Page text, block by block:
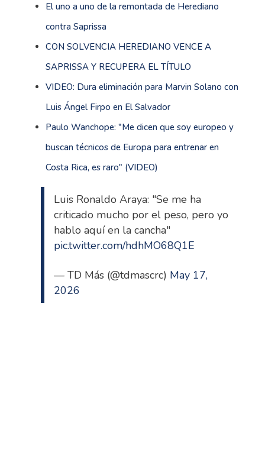
El uno a uno de la remontada de Herediano
contra Saprissa
CON SOLVENCIA HEREDIANO VENCE A
SAPRISSA Y RECUPERA EL TÍTULO
VIDEO: Dura eliminación para Marvin Solano con
Luis Ángel Firpo en El Salvador
Paulo Wanchope: "Me dicen que soy europeo y
buscan técnicos de Europa para entrenar en
Costa Rica, es raro" (VIDEO)
Luis Ronaldo Araya: "Se me ha
criticado mucho por el peso, pero yo
hablo aquí en la cancha"
pic.twitter.com/hdhMO68Q1E
— TD Más (@tdmascrc) May 17,
2026